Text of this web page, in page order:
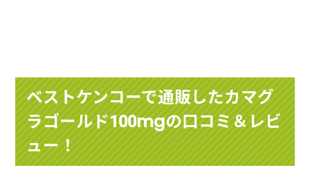
ベストケンコーで通販したカマグ
ラゴールド100mgの口コミ＆レビ
ュー！